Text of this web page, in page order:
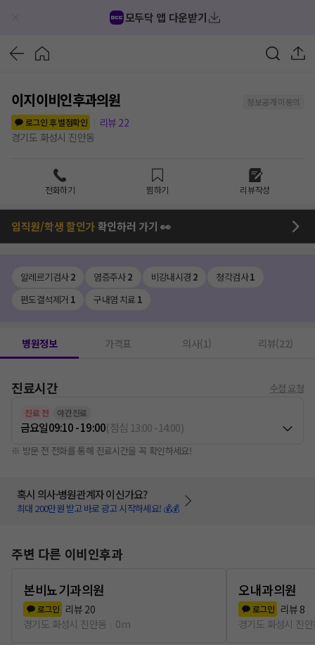
모두닥 앱 다운받기
이지이비인후과의원
정보공개 미동의
로그인 후 별점확인
리뷰 22
경기도 화성시 진안동
전화하기 찜하기 리뷰작성
임직원/학생 할인가확인하러 가기 👀
알레르기검사2 염증주사2 비강내시경 2 청각검사1
편도결석제거 1 구내염 치료 1
병원정보 가격표 의사(1) 리뷰(22)
진료시간 수정 요청
진료 전 야간진료
금요일09:10 - 19:00(점심 13:00-14:00)
※ 방문 전 전화를 통해 진료시간을 꼭 확인하세요!
혹시 의사·병원관계자 이신가요?
최대 200만원 받고 바로 광고 시작하세요! 💰💰
주변 다른 이비인후과
본비뇨기과의원
로그인 리뷰 20
경기도 화성시 진안동
0m
오내과의원
로그인 리뷰 8
경기도 화성시 진